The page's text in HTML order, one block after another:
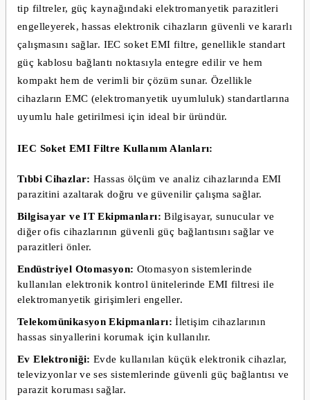
tip filtreler, güç kaynağındaki elektromanyetik parazitleri
engelleyerek, hassas elektronik cihazların güvenli ve kararlı
çalışmasını sağlar. IEC soket EMI filtre, genellikle standart
güç kablosu bağlantı noktasıyla entegre edilir ve hem
kompakt hem de verimli bir çözüm sunar. Özellikle
cihazların EMC (elektromanyetik uyumluluk) standartlarına
uyumlu hale getirilmesi için ideal bir üründür.
IEC Soket EMI Filtre Kullanım Alanları:
Tıbbi Cihazlar: Hassas ölçüm ve analiz cihazlarında EMI
parazitini azaltarak doğru ve güvenilir çalışma sağlar.
Bilgisayar ve IT Ekipmanları: Bilgisayar, sunucular ve
diğer ofis cihazlarının güvenli güç bağlantısını sağlar ve
parazitleri önler.
Endüstriyel Otomasyon: Otomasyon sistemlerinde
kullanılan elektronik kontrol ünitelerinde EMI filtresi ile
elektromanyetik girişimleri engeller.
Telekomünikasyon Ekipmanları: İletişim cihazlarının
hassas sinyallerini korumak için kullanılır.
Ev Elektroniği: Evde kullanılan küçük elektronik cihazlar,
televizyonlar ve ses sistemlerinde güvenli güç bağlantısı ve
parazit koruması sağlar.